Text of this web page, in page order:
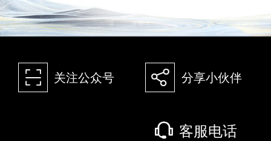
򰀁 关注公众号 򰀂 分享小伙伴
򰀃 客服电话